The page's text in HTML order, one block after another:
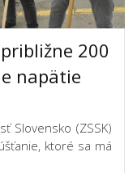
200
napätie
Slovensko (ZSSK)
ktoré sa má